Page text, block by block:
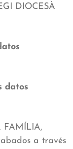
DIOCESÀ
datos
FAMÍLIA,
a través